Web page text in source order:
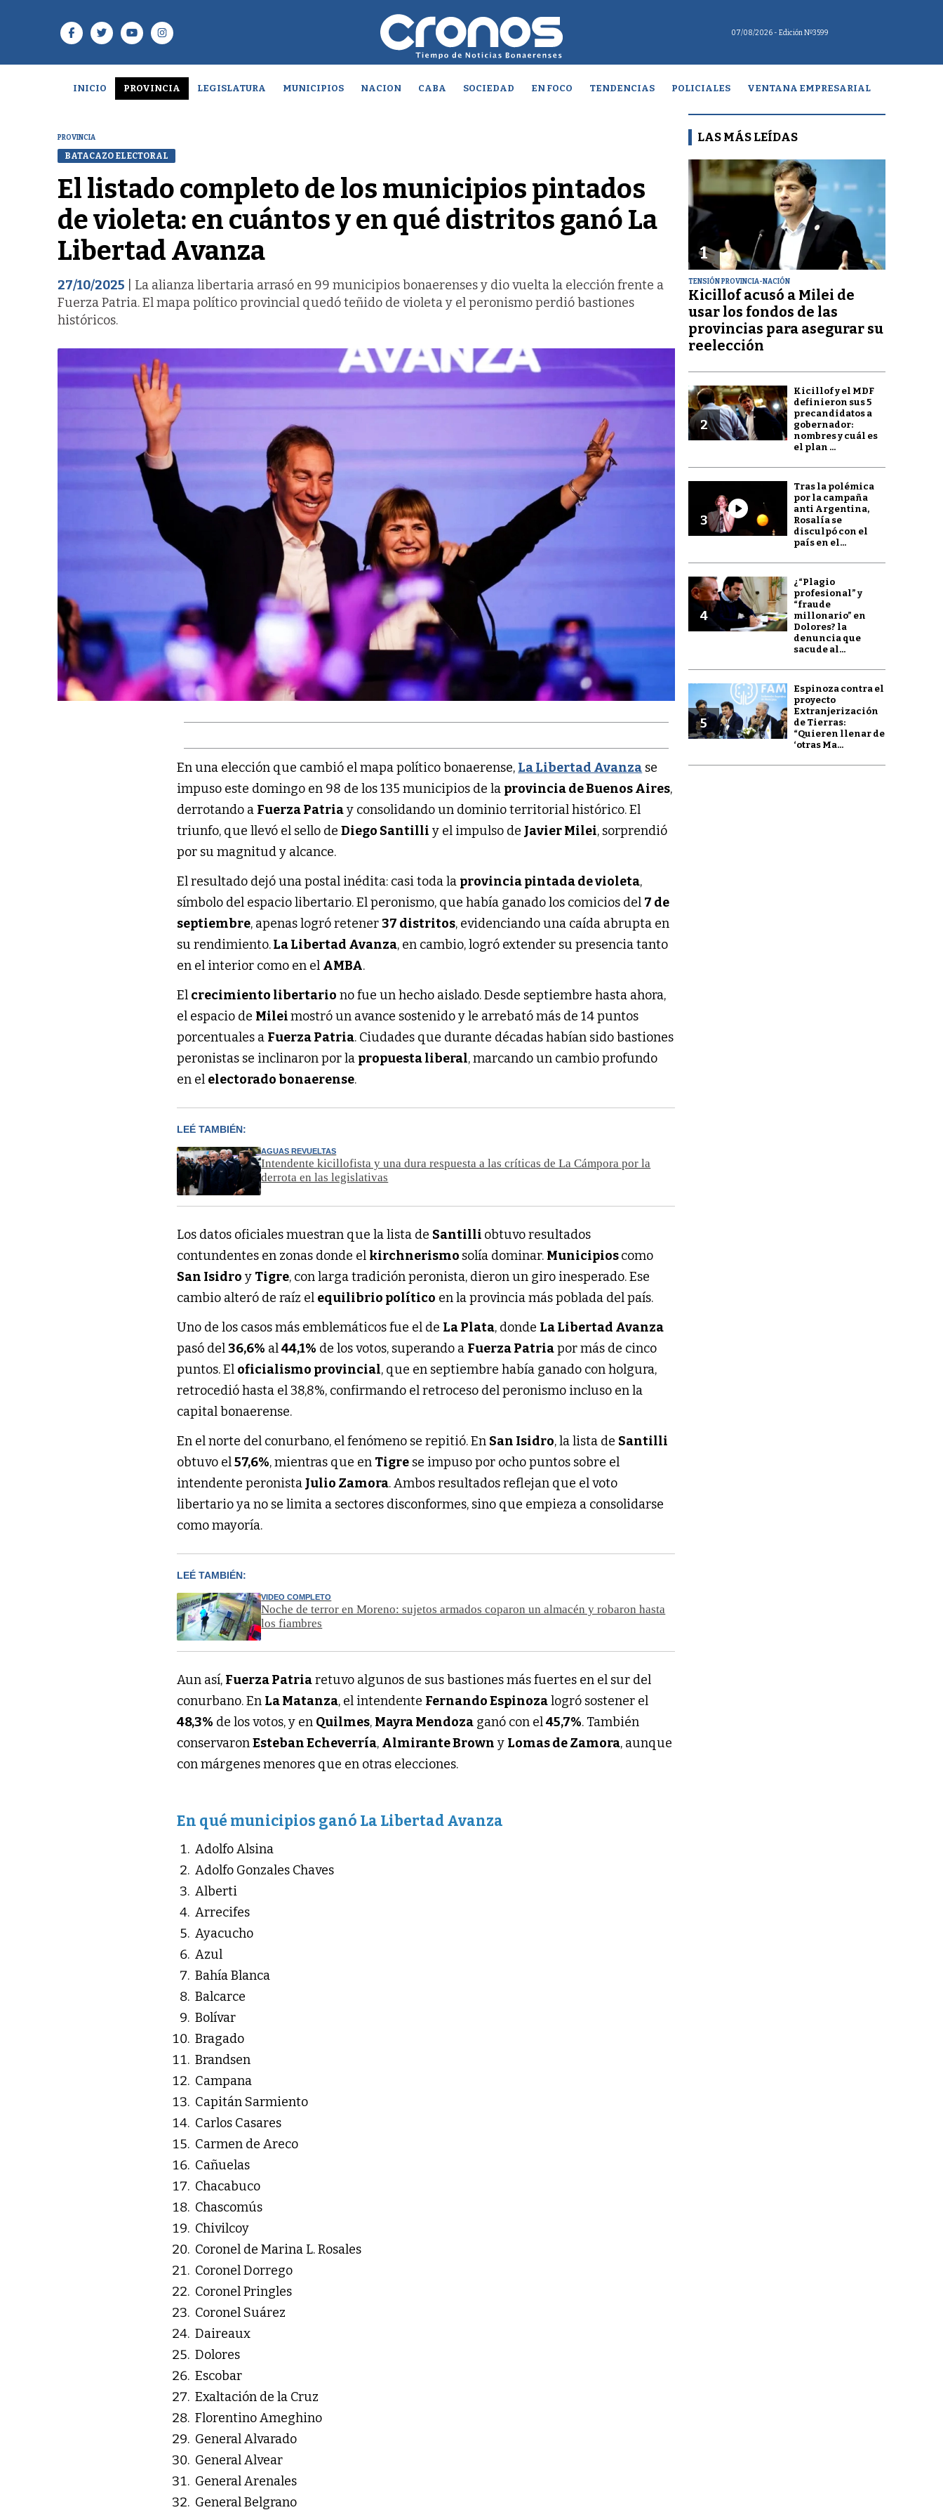
07/08/2026 - Edición Nº3599
INICIO PROVINCIA LEGISLATURA MUNICIPIOS NACION CABA SOCIEDAD EN FOCO TENDENCIAS POLICIALES VENTANA EMPRESARIAL
PROVINCIA
BATACAZO ELECTORAL
El listado completo de los municipios pintados
de violeta: en cuántos y en qué distritos ganó La
Libertad Avanza
27/10/2025 | La alianza libertaria arrasó en 99 municipios bonaerenses y dio vuelta la elección frente a
Fuerza Patria. El mapa político provincial quedó teñido de violeta y el peronismo perdió bastiones
históricos.
En una elección que cambió el mapa político bonaerense, La Libertad Avanza se
impuso este domingo en 98 de los 135 municipios de la provincia de Buenos Aires,
derrotando a Fuerza Patriay consolidando un dominio territorial histórico. El
triunfo, que llevó el sello deDiego Santilli y el impulso de Javier Milei, sorprendió
por su magnitud y alcance.
El resultado dejó una postal inédita: casi toda la provincia pintada de violeta,
símbolo del espacio libertario. El peronismo, que había ganado los comicios del 7 de
septiembre, apenas logró retener37 distritos, evidenciando una caída abrupta en
su rendimiento.La Libertad Avanza, en cambio, logró extender su presencia tanto
en el interior como en el AMBA.
El crecimiento libertario no fue un hecho aislado. Desde septiembre hasta ahora,
el espacio de Mileimostró un avance sostenido y le arrebató más de 14 puntos
porcentuales a Fuerza Patria. Ciudades que durante décadas habían sido bastiones
peronistas se inclinaron por la propuesta liberal, marcando un cambio profundo
en el electorado bonaerense.
LEÉ TAMBIÉN:
AGUAS REVUELTAS
Intendente kicillofista y una dura respuesta a las críticas de La Cámpora por la
derrota en las legislativas
Los datos oficiales muestran que la lista de Santilli obtuvo resultados
contundentes en zonas donde el kirchnerismo solía dominar. Municipioscomo
San Isidro y Tigre, con larga tradición peronista, dieron un giro inesperado. Ese
cambio alteró de raíz el equilibrio político en la provincia más poblada del país.
Uno de los casos más emblemáticos fue el de La Plata, donde La Libertad Avanza
pasó del36,6% al44,1% de los votos, superando a Fuerza Patriapor más de cinco
puntos. El oficialismo provincial, que en septiembre había ganado con holgura,
retrocedió hasta el 38,8%, confirmando el retroceso del peronismo incluso en la
capital bonaerense.
En el norte del conurbano, el fenómeno se repitió. En San Isidro, la lista de Santilli
obtuvo el57,6%, mientras que en Tigre se impuso por ocho puntos sobre el
intendente peronista Julio Zamora. Ambos resultados reflejan que el voto
libertario ya no se limita a sectores disconformes, sino que empieza a consolidarse
como mayoría.
LEÉ TAMBIÉN:
VIDEO COMPLETO
Noche de terror en Moreno: sujetos armados coparon un almacén y robaron hasta
los fiambres
Aun así, Fuerza Patriaretuvo algunos de sus bastiones más fuertes en el sur del
conurbano. En La Matanza, el intendente Fernando Espinozalogró sostener el
48,3% de los votos, y en Quilmes, Mayra Mendoza ganó con el45,7%. También
conservaronEsteban Echeverría, Almirante Brown y Lomas de Zamora, aunque
con márgenes menores que en otras elecciones.
En qué municipios ganó La Libertad Avanza
Adolfo Alsina
Adolfo Gonzales Chaves
Alberti
Arrecifes
Ayacucho
Azul
Bahía Blanca
Balcarce
Bolívar
Bragado
Brandsen
Campana
Capitán Sarmiento
Carlos Casares
Carmen de Areco
Cañuelas
Chacabuco
Chascomús
Chivilcoy
Coronel de Marina L. Rosales
Coronel Dorrego
Coronel Pringles
Coronel Suárez
Daireaux
Dolores
Escobar
Exaltación de la Cruz
Florentino Ameghino
General Alvarado
General Alvear
General Arenales
General Belgrano
LAS MÁS LEÍDAS
1
TENSIÓN PROVINCIA-NACIÓN
Kicillof acusó a Milei de
usar los fondos de las
provincias para asegurar su
reelección
2
Kicillof y el MDF
definieron sus 5
precandidatos a
gobernador:
nombres y cuál es
el plan ...
3
Tras la polémica
por la campaña
anti Argentina,
Rosalía se
disculpó con el
país en el...
4
¿“Plagio
profesional” y
“fraude
millonario” en
Dolores? la
denuncia que
sacude al...
5
Espinoza contra el
proyecto
Extranjerización
de Tierras:
“Quieren llenar de
‘otras Ma...